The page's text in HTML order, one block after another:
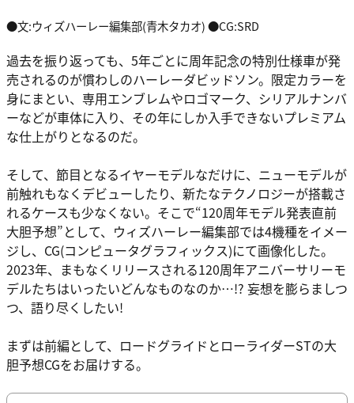
●文:ウィズハーレー編集部(青木タカオ) ●CG:SRD
過去を振り返っても、5年ごとに周年記念の特別仕様車が発
売されるのが慣わしのハーレーダビッドソン。限定カラーを
身にまとい、専用エンブレムやロゴマーク、シリアルナンバ
ーなどが車体に入り、その年にしか入手できないプレミアム
な仕上がりとなるのだ。
そして、節目となるイヤーモデルなだけに、ニューモデルが
前触れもなくデビューしたり、新たなテクノロジーが搭載さ
れるケースも少なくない。そこで“120周年モデル発表直前
大胆予想”として、ウィズハーレー編集部では4機種をイメー
ジし、CG(コンピュータグラフィックス)にて画像化した。
2023年、まもなくリリースされる120周年アニバーサリーモ
デルたちはいったいどんなものなのか…!? 妄想を膨らましつ
つ、語り尽くしたい!
まずは前編として、ロードグライドとローライダーSTの大
胆予想CGをお届けする。